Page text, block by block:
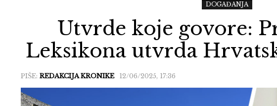
DOGAĐANJA
Utvrde koje govore:
Leksikona utvrda
PIŠE: REDAKCIJA KRONIKE 12/06/2025, 17:36